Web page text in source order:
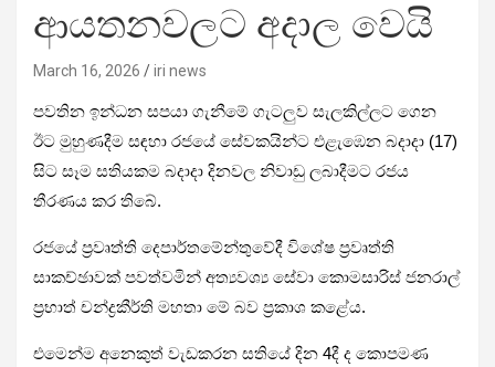
ආයතනවලට අදාල වෙයි
March 16, 2026 iri news
පවතින ඉන්ධන සපයා ගැනීමේ ගැටලුව සැලකිල්ලට ගෙන
ඊට මුහුණදීම සඳහා රජයේ සේවකයින්ට එළැඹෙන බදාදා (17)
සිට සෑම සතියකම බදාදා දිනවල නිවාඩු ලබාදීමට රජය
තීරණය කර තිබේ.
රජයේ ප්‍රවෘත්ති දෙපාර්තමේන්තුවේදී විශේෂ ප්‍රවෘත්ති
සාකච්ඡාවක් පවත්වමින් අත්‍යවශ්‍ය සේවා කොමසාරිස් ජනරාල්
ප්‍රභාත් චන්ද්‍රකීර්ති මහතා මේ බව ප්‍රකාශ කළේය.
එමෙන්ම අනෙකුත් වැඩකරන සතියේ දින 4දී ද කොපමණ